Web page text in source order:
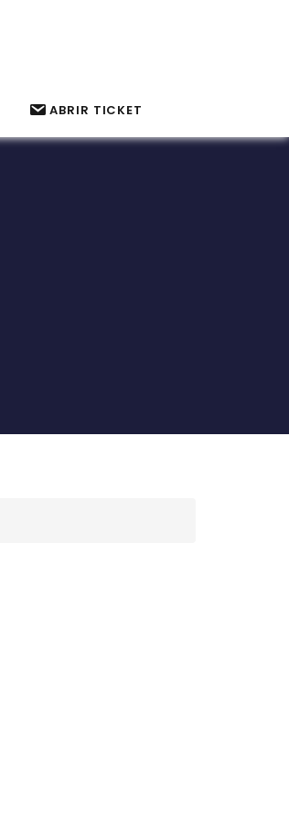
ABRIR TICKET